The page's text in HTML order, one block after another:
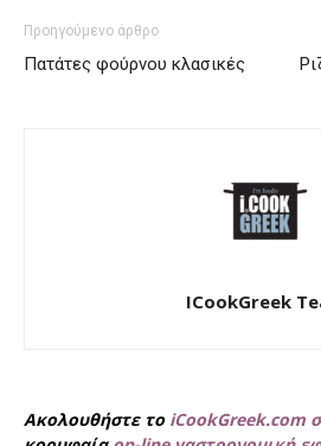
Προηγούμενο άρθρο
Πατάτες φούρνου κλασικές
ICookGreek
Ακολουθήστε το iCookGreek.com